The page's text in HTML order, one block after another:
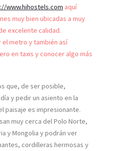
www.hihostels.com aquí
muy bien ubicadas a muy
excelente calidad.
el metro y también así
en taxis y conocer algo más
que, de ser posible,
y pedir un asiento en la
paisaje es impresionante.
muy cerca del Polo Norte,
y Mongolia y podrán ver
cordilleras hermosas y